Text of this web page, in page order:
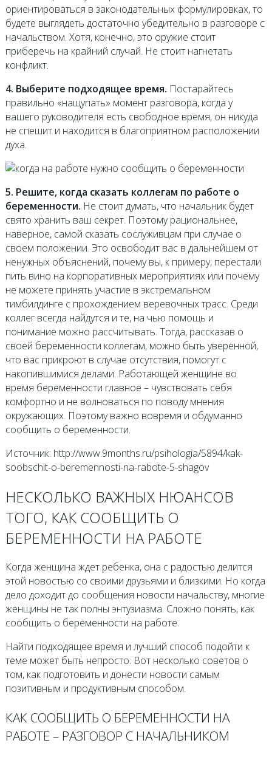
ориентироваться в законодательных формулировках, то
будете выглядеть достаточно убедительно в разговоре с
начальством. Хотя, конечно, это оружие стоит
приберечь на крайний случай. Не стоит нагнетать
конфликт.
4. Выберите подходящее время. Постарайтесь
правильно «нащупать» момент разговора, когда у
вашего руководителя есть свободное время, он никуда
не спешит и находится в благоприятном расположении
духа.
5. Решите, когда сказать коллегам по работе о
беременности. Не стоит думать, что начальник будет
свято хранить ваш секрет. Поэтому рациональнее,
наверное, самой сказать сослуживцам при случае о
своем положении. Это освободит вас в дальнейшем от
ненужных объяснений, почему вы, к примеру, перестали
пить вино на корпоративных мероприятиях или почему
не можете принять участие в экстремальном
тимбилдинге с прохождением веревочных трасс. Среди
коллег всегда найдутся и те, на чью помощь и
понимание можно рассчитывать. Тогда, рассказав о
своей беременности коллегам, можно быть уверенной,
что вас прикроют в случае отсутствия, помогут с
накопившимися делами. Работающей женщине во
время беременности главное – чувствовать себя
комфортно и не волноваться по поводу мнения
окружающих. Поэтому важно вовремя и обдуманно
сообщить о беременности.
Источник: http://www.9months.ru/psihologia/5894/kak-
soobschit-o-beremennosti-na-rabote-5-shagov
НЕСКОЛЬКО ВАЖНЫХ НЮАНСОВ
ТОГО, КАК СООБЩИТЬ О
БЕРЕМЕННОСТИ НА РАБОТЕ
Когда женщина ждет ребенка, она с радостью делится
этой новостью со своими друзьями и близкими. Но когда
дело доходит до сообщения новости начальству, многие
женщины не так полны энтузиазма. Сложно понять, как
сообщить о беременности на работе.
Найти подходящее время и лучший способ подойти к
теме может быть непросто. Вот несколько советов о
том, как подготовить и донести новости самым
позитивным и продуктивным способом.
КАК СООБЩИТЬ О БЕРЕМЕННОСТИ НА
РАБОТЕ – РАЗГОВОР С НАЧАЛЬНИКОМ